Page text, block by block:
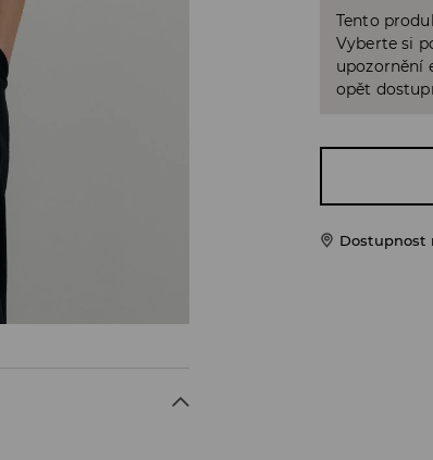
Tento
Vyberte si
upozornění
opět
Dostupnost